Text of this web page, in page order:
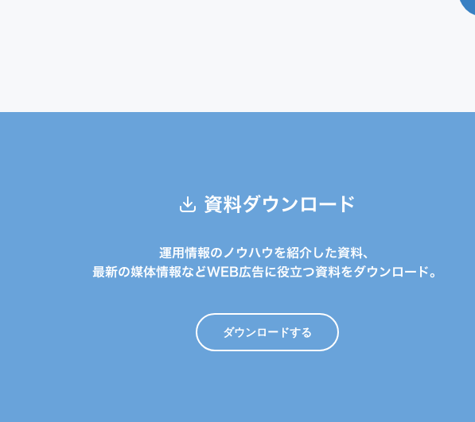
資料ダウンロード
運用情報のノウハウを紹介した資料、
最新の媒体情報などWEB広告に役立つ資料をダウンロード。
ダウンロードする